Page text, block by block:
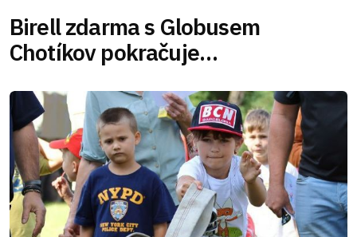
Birell zdarma s Globusem
Chotíkov pokračuje…